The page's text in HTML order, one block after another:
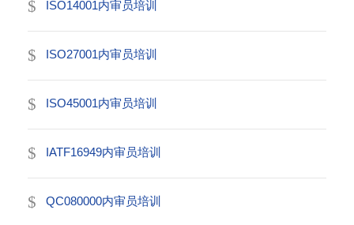
ISO14001内审员培训
ISO27001内审员培训
ISO45001内审员培训
IATF16949内审员培训
QC080000内审员培训